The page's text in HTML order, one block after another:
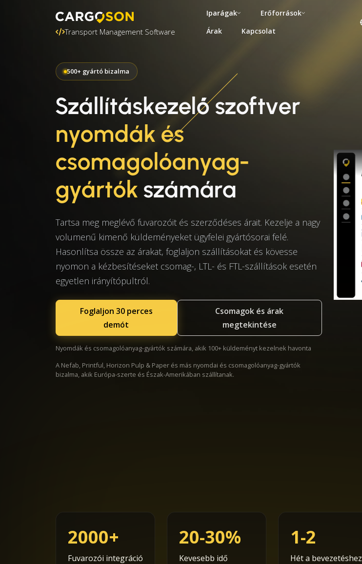
Transport Management Software
Iparágak
Erőforrások
Árak
Kapcsolat
500+ gyártó bizalma
Szállításkezelő szoftver
nyomdák és
csomagolóanyag-
gyártók számára
Tartsa meg meglévő fuvarozóit és szerződéses árait. Kezelje a nagy
volumenű kimenő küldeményeket ügyfelei gyártósorai felé.
Hasonlítsa össze az árakat, foglaljon szállításokat és kövesse
nyomon a kézbesítéseket csomag-, LTL- és FTL-szállítások esetén
egyetlen irányítópultról.
Foglaljon 30 perces
demót
Csomagok és árak
megtekintése
Nyomdák és csomagolóanyag-gyártók számára, akik 100+ küldeményt kezelnek havonta
A Nefab, Printful, Horizon Pulp & Paper és más nyomdai és csomagolóanyag-gyártók
bizalma, akik Európa-szerte és Észak-Amerikában szállítanak.
2000+
Fuvarozói integráció
20-30%
Kevesebb idő
1-2
Hét a bevezetéshez